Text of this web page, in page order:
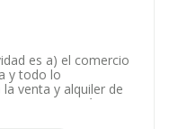
es a) el comercio
y todo lo
venta y alquiler de
empresa está
La actividad de